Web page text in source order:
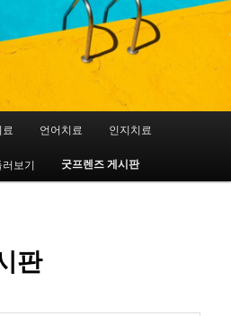
언어치료 인지치료
보기 굿프렌즈 게시판
판